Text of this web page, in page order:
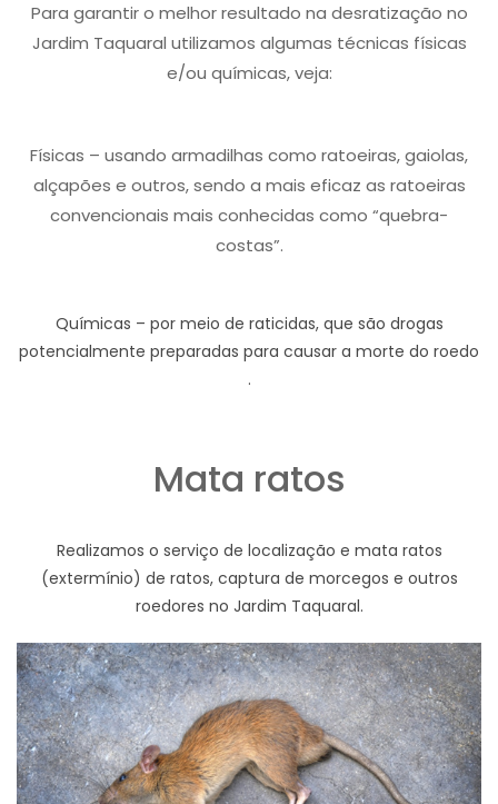
Para garantir o melhor resultado na desratização no
Jardim Taquaral utilizamos algumas técnicas físicas
e/ou químicas, veja:
Físicas – usando armadilhas como ratoeiras, gaiolas,
alçapões e outros, sendo a mais eficaz as ratoeiras
convencionais mais conhecidas como “quebra-
costas”.
Químicas – por meio de raticidas, que são drogas
potencialmente preparadas para causar a morte do roedo
.
Mata ratos
Realizamos o serviço de localização e mata ratos
(extermínio) de ratos, captura de morcegos e outros
roedores no Jardim Taquaral.